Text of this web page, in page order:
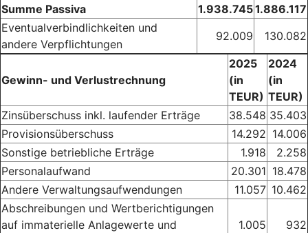
Summe Passiva
1.938.7451.886.117
Eventualverbindlichkeiten und
andere Verpflichtungen
92.009 130.082
Gewinn- und Verlustrechnung
2025
(in
TEUR)
2024
(in
TEUR)
Zinsüberschuss inkl. laufender Erträge
38.548 35.403
Provisionsüberschuss
14.292 14.006
Sonstige betriebliche Erträge
1.918
2.258
Personalaufwand
20.301 18.478
Andere Verwaltungsaufwendungen
11.057 10.462
Abschreibungen und Wertberichtigungen
auf immaterielle Anlagewerte und
1.005 932